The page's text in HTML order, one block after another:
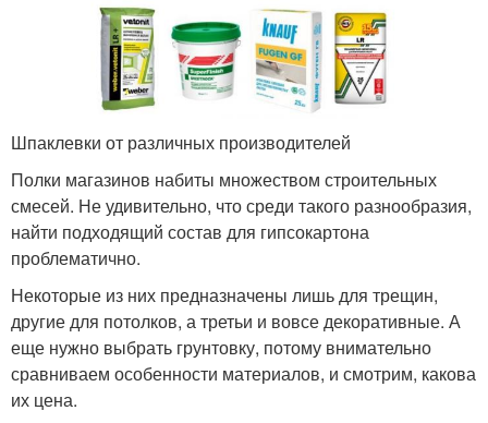
Шпаклевки от различных производителей
Полки магазинов набиты множеством строительных
смесей. Не удивительно, что среди такого разнообразия,
найти подходящий состав для гипсокартона
проблематично.
Некоторые из них предназначены лишь для трещин,
другие для потолков, а третьи и вовсе декоративные. А
еще нужно выбрать грунтовку, потому внимательно
сравниваем особенности материалов, и смотрим, какова
их цена.